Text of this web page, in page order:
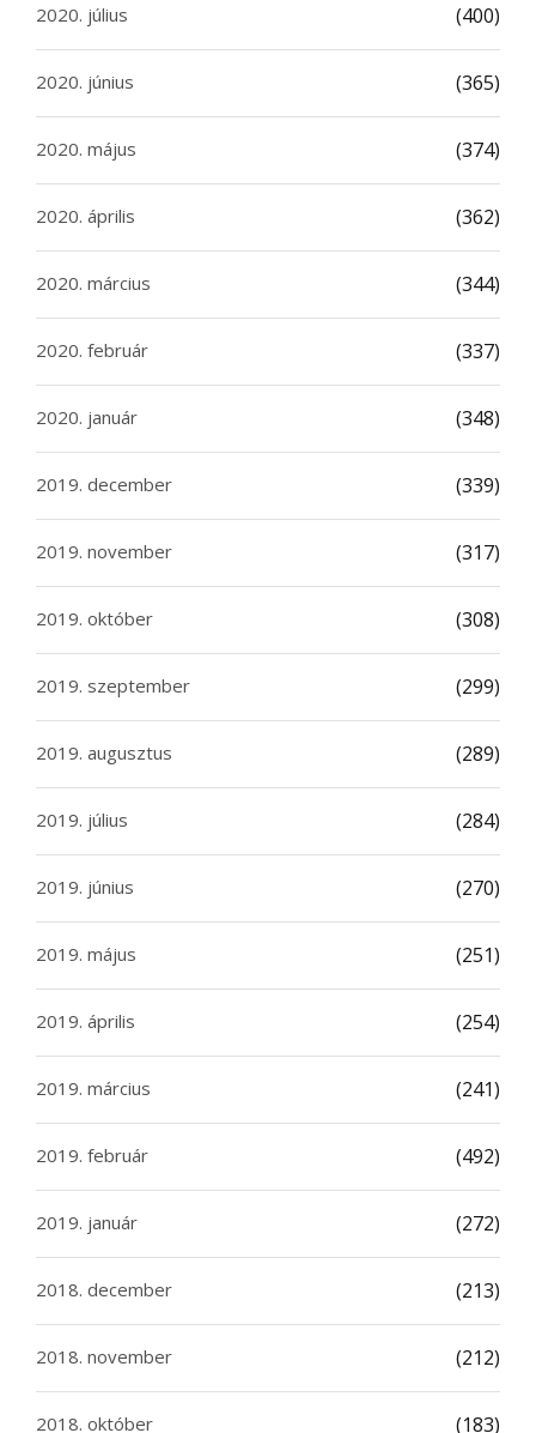
2020. július (400)
2020. június (365)
2020. május (374)
2020. április (362)
2020. március (344)
2020. február (337)
2020. január (348)
2019. december (339)
2019. november (317)
2019. október (308)
2019. szeptember (299)
2019. augusztus (289)
2019. július (284)
2019. június (270)
2019. május (251)
2019. április (254)
2019. március (241)
2019. február (492)
2019. január (272)
2018. december (213)
2018. november (212)
2018. október (183)